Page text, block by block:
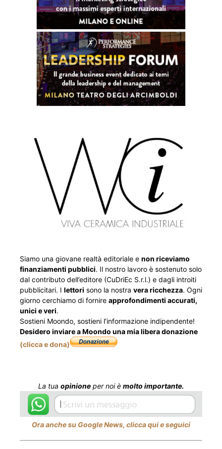
Siamo una giovane realtà editoriale e non riceviamo
finanziamenti pubblici. Il nostro lavoro è sostenuto solo
dal contributo dell’editore (CuDriEc S.r.l.) e dagli introiti
pubblicitari. I lettori sono la nostra vera ricchezza. Ogni
giorno cerchiamo di fornire approfondimenti accurati,
unici e veri.
Sostieni Moondo, sostieni l’informazione indipendente!
Desidero inviare a Moondo una mia libera donazione
(clicca e dona)
La tua opinione per noi è molto importante.
Ora anche su Google News, clicca qui e seguici